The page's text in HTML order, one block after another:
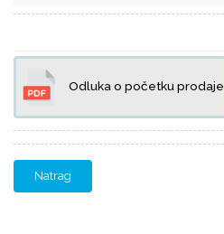
Odluka o početku prodaje
Natrag